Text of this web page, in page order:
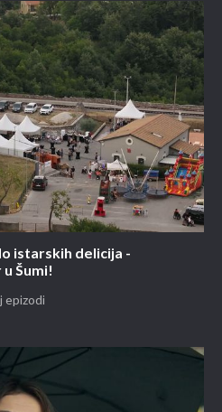
istarskih delicija -
Šumi!
epizodi